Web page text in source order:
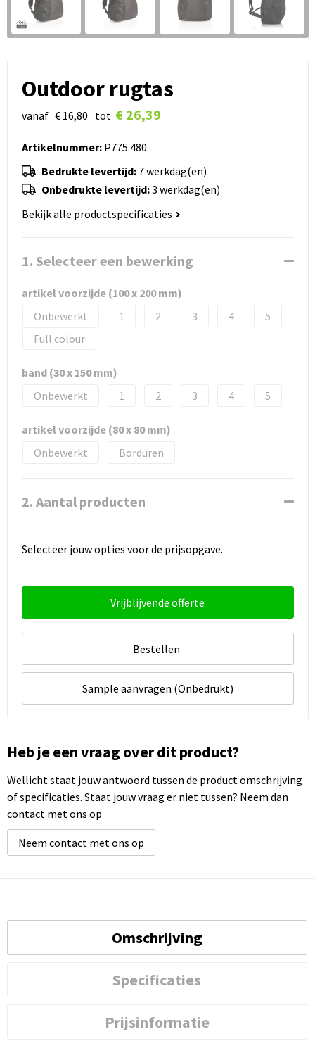
Outdoor rugtas
vanaf € 16,80 tot € 26,39
Artikelnummer:P775.480
Bedrukte levertijd: 7 werkdag(en)
Onbedrukte levertijd:3 werkdag(en)
Bekijk alle productspecificaties
1. Selecteer een bewerking
artikel voorzijde (100 x 200 mm)
Onbewerkt
1 2 3 4
5
Full colour
band (30 x 150 mm)
Onbewerkt
1 2 3 4 5
artikel voorzijde (80 x 80 mm)
Onbewerkt
Borduren
2. Aantal producten
Selecteer jouw opties voor de prijsopgave.
Vrijblijvende offerte
Bestellen
Sample aanvragen (Onbedrukt)
Heb je een vraag over dit product?
Wellicht staat jouw antwoord tussen de product omschrijving
of specificaties. Staat jouw vraag er niet tussen? Neem dan
contact met ons op
Neem contact met ons op
Omschrijving
Specificaties
Prijsinformatie